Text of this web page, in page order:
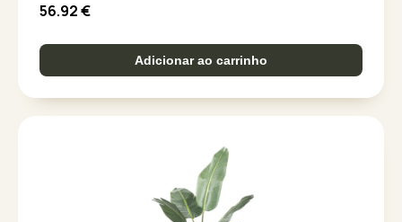
56.92€
Adicionar ao carrinho